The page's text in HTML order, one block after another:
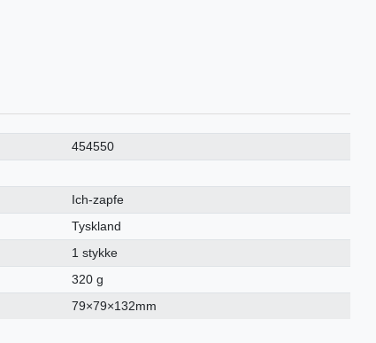
454550
Ich-zapfe
Tyskland
1 stykke
320 g
79×79×132mm